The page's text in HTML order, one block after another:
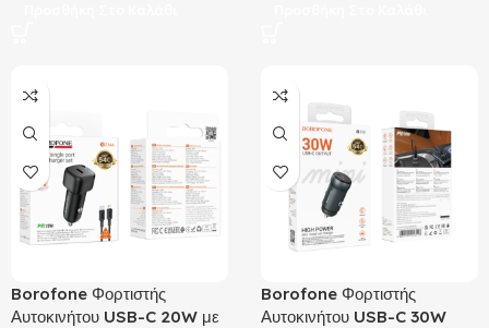
Borofone Φορτιστής
Αυτοκινήτου USB-C 20W με
Borofone Φορτιστής
Αυτοκινήτου USB-C 30W